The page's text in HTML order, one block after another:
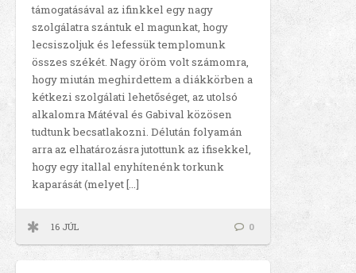
támogatásával az ifinkkel egy nagy
szolgálatra szántuk el magunkat, hogy
lecsiszoljuk és lefessük templomunk
összes székét. Nagy öröm volt számomra,
hogy miután meghirdettem a diákkörben a
kétkezi szolgálati lehetőséget, az utolsó
alkalomra Mátéval és Gabival közösen
tudtunk becsatlakozni. Délután folyamán
arra az elhatározásra jutottunk az ifisekkel,
hogy egy itallal enyhítenénk torkunk
kaparását (melyet […]
16 JÚL 0